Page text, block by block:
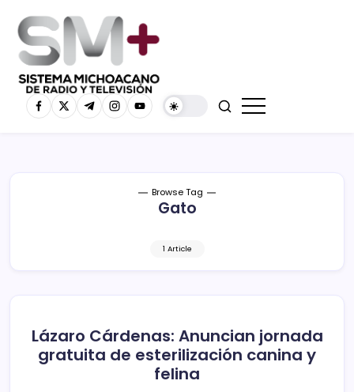
Browse Tag
Gato
1 Article
Lázaro Cárdenas: Anuncian jornada
gratuita de esterilización canina y
felina